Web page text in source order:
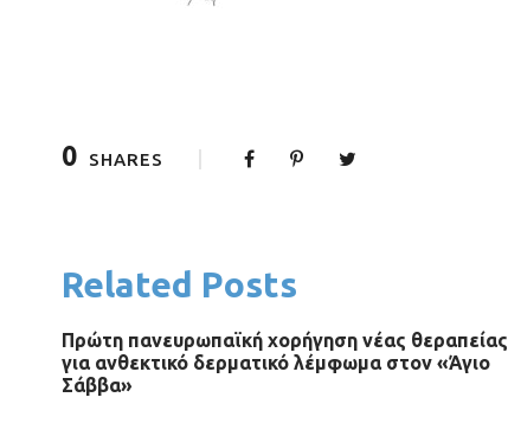
0 SHARES
Related Posts
Πρώτη πανευρωπαϊκή χορήγηση νέας θεραπείας
για ανθεκτικό δερματικό λέμφωμα στον «Άγιο
Σάββα»